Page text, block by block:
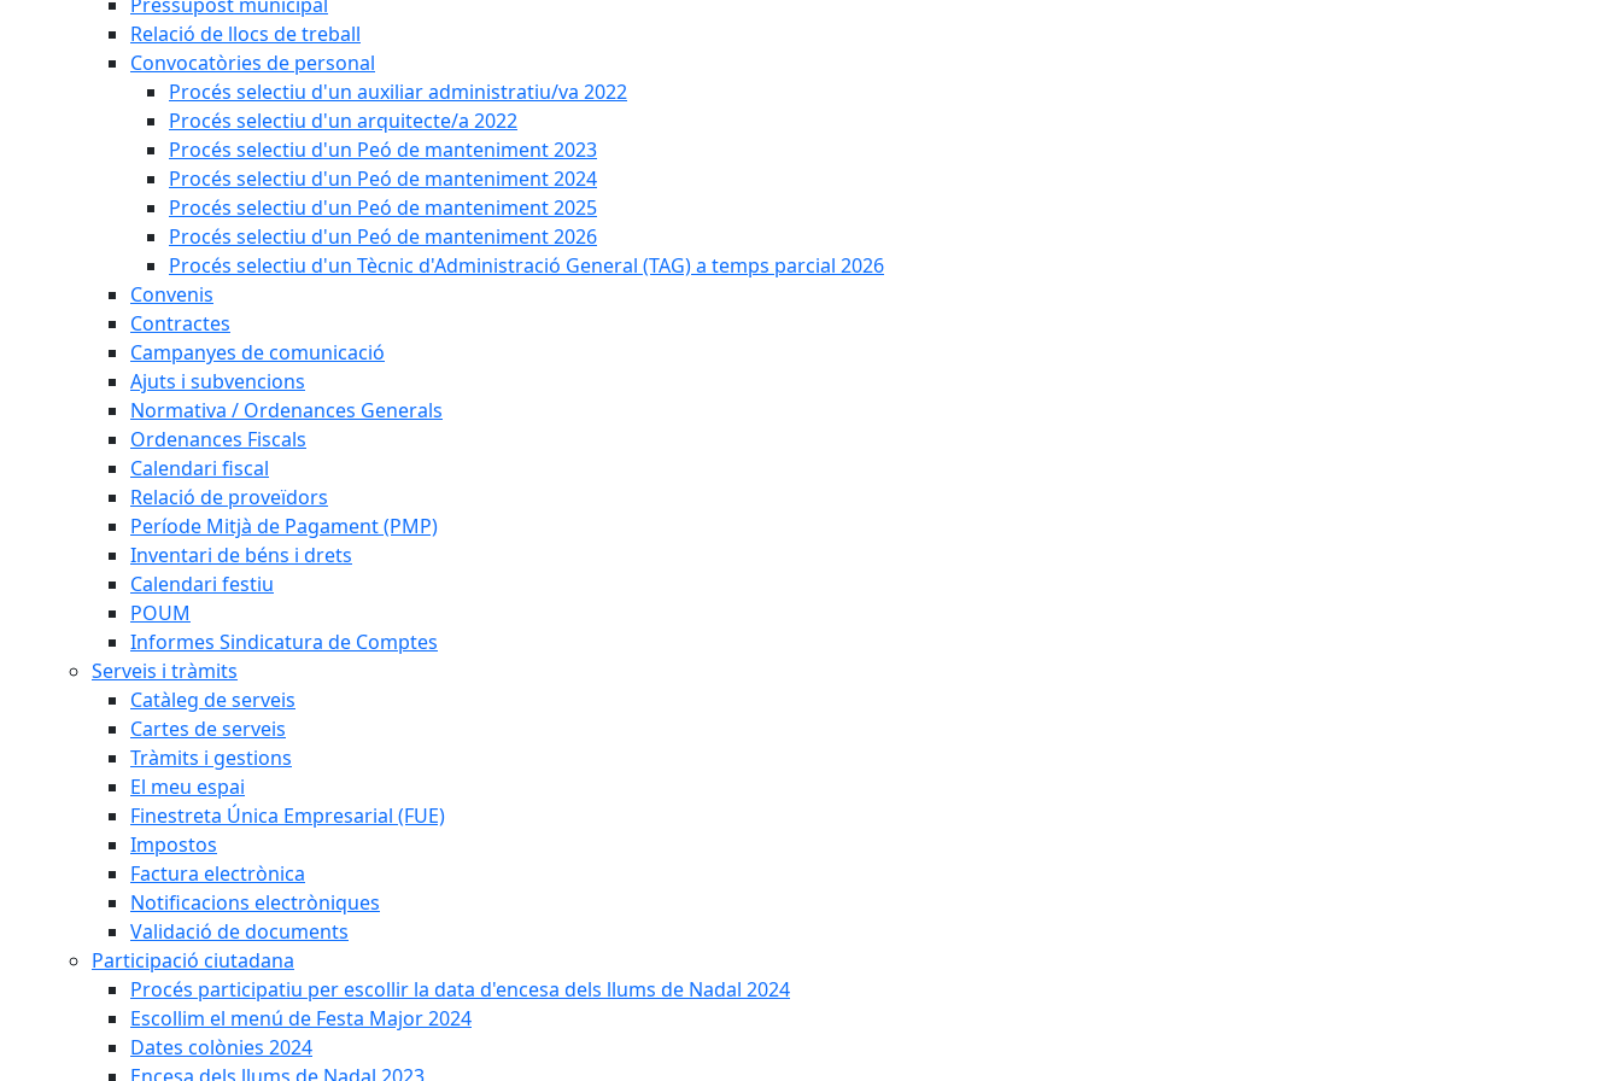
Relació de llocs de treball
Convocatòries de personal
Procés selectiu d'un auxiliar administratiu/va 2022
Procés selectiu d'un arquitecte/a 2022
Procés selectiu d'un Peó de manteniment 2023
Procés selectiu d'un Peó de manteniment 2024
Procés selectiu d'un Peó de manteniment 2025
Procés selectiu d'un Peó de manteniment 2026
Procés selectiu d'un Tècnic d'Administració General (TAG) a temps parcial 2026
Convenis
Contractes
Campanyes de comunicació
Ajuts i subvencions
Normativa / Ordenances Generals
Ordenances Fiscals
Calendari fiscal
Relació de proveïdors
Període Mitjà de Pagament (PMP)
Inventari de béns i drets
Calendari festiu
POUM
Informes Sindicatura de Comptes
Serveis i tràmits
Catàleg de serveis
Cartes de serveis
Tràmits i gestions
El meu espai
Finestreta Única Empresarial (FUE)
Impostos
Factura electrònica
Notificacions electròniques
Validació de documents
Participació ciutadana
Procés participatiu per escollir la data d'encesa dels llums de Nadal 2024
Escollim el menú de Festa Major 2024
Dates colònies 2024